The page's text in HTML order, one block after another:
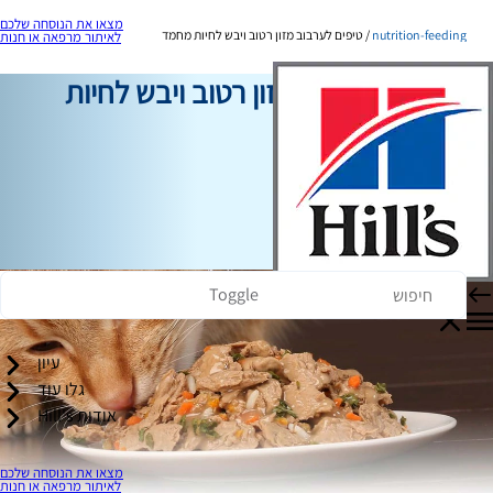
מצאו את הנוסחה שלכם
לאיתור מרפאה או חנות
Toggle
עיון
גלו עוד
אודות Hill's
מצאו את הנוסחה שלכם
לאיתור מרפאה או חנות
nutrition-feeding טיפים לערבוב מזון רטוב ויבש לחיות מחמד
טיפים לערבוב מזון רטוב ויבש לחיות
מחמד
כותב צוות
03 ביולי, 2024